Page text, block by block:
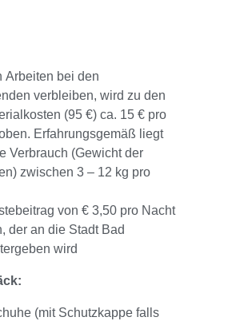
Arbeiten bei den
verbleiben, wird zu den
(95 €) ca. 15 € pro
Erfahrungsgemäß liegt
Verbrauch (Gewicht der
zwischen 3 – 12 kg pro
von € 3,50 pro Nacht
der an die Stadt Bad
wird
(mit Schutzkappe falls